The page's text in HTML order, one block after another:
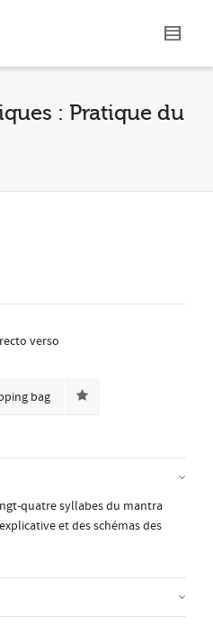
colouritems.
Search
: Pratique du
verso
bag
quatre syllabes du mantra
et des schémas des